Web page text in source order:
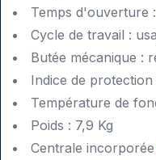
Temps d'ouverture
Cycle de travail :
Butée mécanique :
Indice de
Température de
Poids : 7,9 Kg
Centrale incorporée